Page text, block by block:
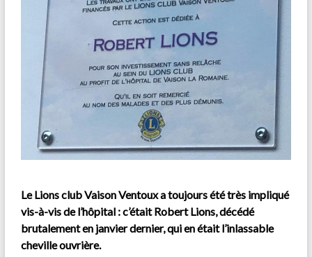
Le Lions club Vaison Ventoux a toujours été très impliqué
vis-à-vis de l’hôpital : c’était Robert Lions, décédé
brutalement en janvier dernier, qui en était l’inlassable
cheville ouvrière.